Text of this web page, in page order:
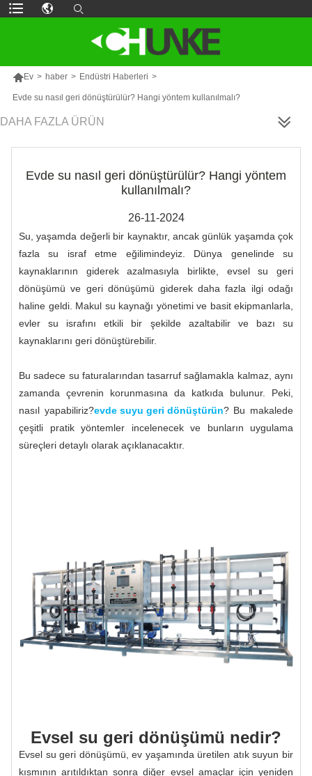
Ev > haber > Endüstri Haberleri >
Evde su nasıl geri dönüştürülür? Hangi yöntem kullanılmalı?
DAHA FAZLA ÜRÜN
Evde su nasıl geri dönüştürülür? Hangi yöntem
kullanılmalı?
26-11-2024
Su, yaşamda değerli bir kaynaktır, ancak günlük yaşamda çok
fazla su israf etme eğilimindeyiz. Dünya genelinde su
kaynaklarının giderek azalmasıyla birlikte, evsel su geri
dönüşümü ve geri dönüşümü giderek daha fazla ilgi odağı
haline geldi. Makul su kaynağı yönetimi ve basit ekipmanlarla,
evler su israfını etkili bir şekilde azaltabilir ve bazı su
kaynaklarını geri dönüştürebilir.
Bu sadece su faturalarından tasarruf sağlamakla kalmaz, aynı
zamanda çevrenin korunmasına da katkıda bulunur. Peki,
nasıl yapabiliriz?evde suyu geri dönüştürün? Bu makalede
çeşitli pratik yöntemler incelenecek ve bunların uygulama
süreçleri detaylı olarak açıklanacaktır.
Evsel su geri dönüşümü nedir?
Evsel su geri dönüşümü, ev yaşamında üretilen atık suyun bir
kısmının arıtıldıktan sonra diğer evsel amaçlar için yeniden